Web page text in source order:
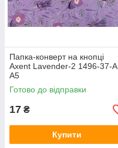
Папка-конверт на кнопці
Axent Lavender-2 1496-37-A,
А5
Готово до відправки
17 ₴
Купити